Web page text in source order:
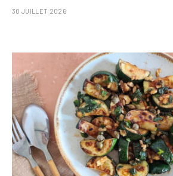
30 JUILLET 2026